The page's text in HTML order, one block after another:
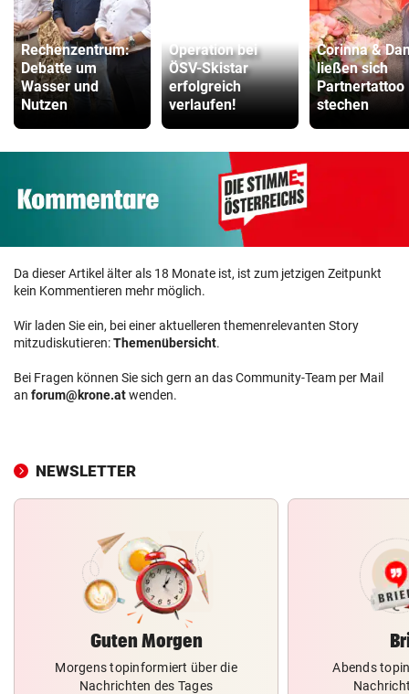
Rechenzentrum:
Debatte um
Wasser und
Nutzen
Operation bei
ÖSV-Skistar
erfolgreich
verlaufen!
Corinna &
ließen sich
Partnertattoo
stechen
Da dieser Artikel älter als 18 Monate ist, ist zum jetzigen Zeitpunkt
kein Kommentieren mehr möglich.
Wir laden Sie ein, bei einer aktuelleren themenrelevanten Story
mitzudiskutieren:Themenübersicht.
Bei Fragen können Sie sich gern an das Community-Team per Mail
an forum@krone.atwenden.
NEWSLETTER
Guten Morgen
Morgens topinformiert über die
Nachrichten des Tages
Abends